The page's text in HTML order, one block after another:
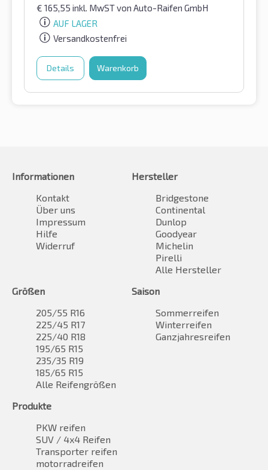
€ 165,55 inkl. MwSTvon Auto-Raifen GmbH
AUF LAGER
Versandkostenfrei
Details Warenkorb
Informationen
Kontakt
Über uns
Impressum
Hilfe
Widerruf
Hersteller
Bridgestone
Continental
Dunlop
Goodyear
Michelin
Pirelli
Alle Hersteller
Größen
205/55 R16
225/45 R17
225/40 R18
195/65 R15
235/35 R19
185/65 R15
Alle Reifengrößen
Saison
Sommerreifen
Winterreifen
Ganzjahresreifen
Produkte
PKW reifen
SUV / 4x4 Reifen
Transporter reifen
motorradreifen